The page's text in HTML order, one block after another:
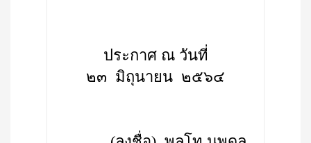
ประกาศ ณ วันที่
๒๓ มิถุนายน ๒๕๖๔